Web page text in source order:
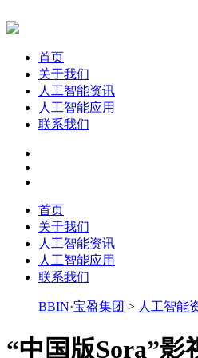
首页
关于我们
人工智能资讯
人工智能应用
联系我们
首页
关于我们
人工智能资讯
人工智能应用
联系我们
BBIN·宝盈集团 > 人工智能
“中国版Sora”